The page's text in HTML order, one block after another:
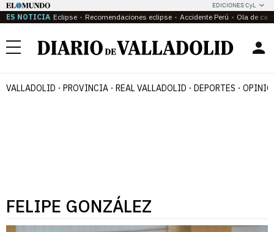
EDICIONES CyL
ES NOTICIA Eclipse Recomendaciones eclipse Accidente Perú Ola de
Menú
VALLADOLID PROVINCIA REAL VALLADOLID DEPORTES
FELIPE GONZÁLEZ